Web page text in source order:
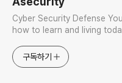
Cyber Security Defense Yourself, And
how to learn and living
구독하기